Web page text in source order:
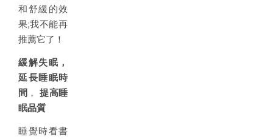
和舒緩的效
果;我不能再
推薦它了！
緩解失眠，
延長睡眠時
間 ， 提高睡
眠品質
睡覺時看書